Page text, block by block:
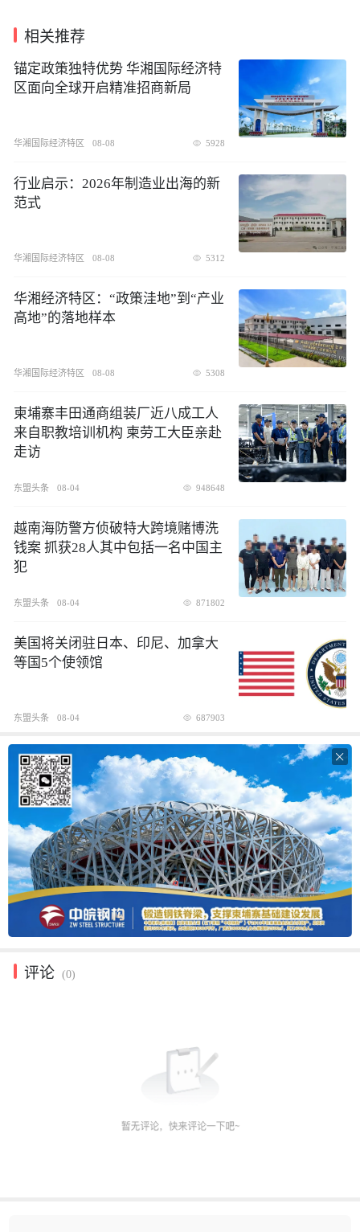
相关推荐
锚定政策独特优势 华湘国际经济特
区面向全球开启精准招商新局
华湘国际经济特区 08-08 5928
行业启示：2026年制造业出海的新
范式
华湘国际经济特区 08-08 5312
华湘经济特区：“政策洼地”到“产业
高地”的落地样本
华湘国际经济特区 08-08 5308
柬埔寨丰田通商组装厂近八成工人
来自职教培训机构 柬劳工大臣亲赴
走访
东盟头条 08-04 948648
越南海防警方侦破特大跨境赌博洗
钱案 抓获28人其中包括一名中国主
犯
东盟头条 08-04 871802
美国将关闭驻日本、印尼、加拿大
等国5个使领馆
东盟头条 08-04 687903

评论 (0)